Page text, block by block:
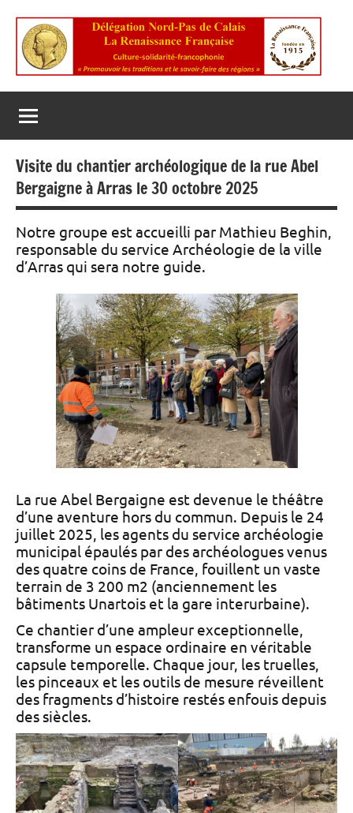
contenu
La
Renaissance
Française
Francophonie
Visite du chantier archéologique de la rue Abel
Bergaigne à Arras le 30 octobre 2025
Notre groupe est accueilli par Mathieu Beghin,
responsable du service Archéologie de la ville
d’Arras qui sera notre guide.
La rue Abel Bergaigne est devenue le théâtre
d’une aventure hors du commun. Depuis le 24
juillet 2025, les agents du service archéologie
municipal épaulés par des archéologues venus
des quatre coins de France, fouillent un vaste
terrain de 3 200 m2 (anciennement les
bâtiments Unartois et la gare interurbaine).
Ce chantier d’une ampleur exceptionnelle,
transforme un espace ordinaire en véritable
capsule temporelle. Chaque jour, les truelles,
les pinceaux et les outils de mesure réveillent
des fragments d’histoire restés enfouis depuis
des siècles.